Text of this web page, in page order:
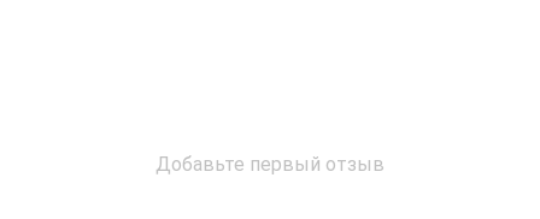
Добавьте первый отзыв